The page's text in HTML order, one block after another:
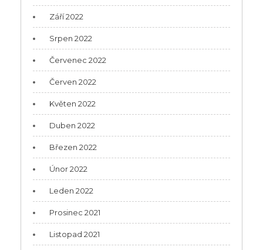
Září 2022
Srpen 2022
Červenec 2022
Červen 2022
Květen 2022
Duben 2022
Březen 2022
Únor 2022
Leden 2022
Prosinec 2021
Listopad 2021